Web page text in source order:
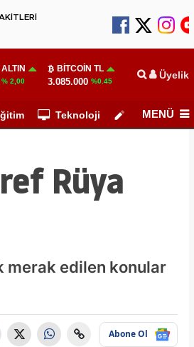
% 2,00
BITCOIN TL
3.085.000 %0.45 Üyelik
Teknoloji Köşe Yazarları
MENÜ
Rüya
merak edilen konular
Abone Ol